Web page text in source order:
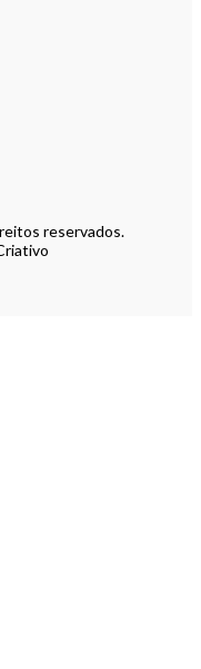
reservados.